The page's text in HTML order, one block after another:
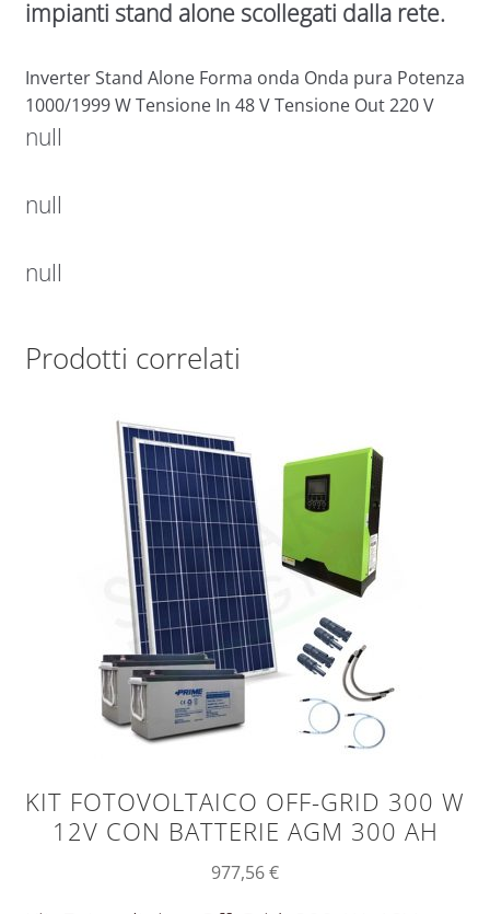
impianti stand alone scollegati dalla rete.
Inverter Stand Alone Forma onda Onda pura Potenza
1000/1999 W Tensione In 48 V Tensione Out 220 V
null
null
null
Prodotti correlati
KIT FOTOVOLTAICO OFF-GRID 300 W
12V CON BATTERIE AGM 300 AH
977,56€